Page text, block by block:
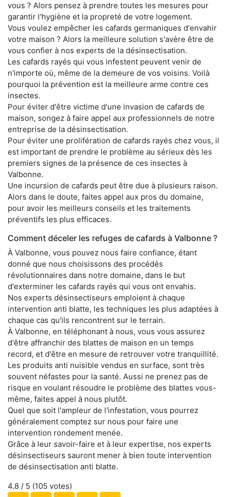
vous ? Alors pensez à prendre toutes les mesures pour
garantir l'hygiène et la propreté de votre logement.
Vous voulez empêcher les cafards germaniques d'envahir
votre maison ? Alors la meilleure solution s'avère être de
vous confier à nos experts de la désinsectisation.
Les cafards rayés qui vous infestent peuvent venir de
n'importe où, même de la demeure de vos voisins. Voilà
pourquoi la prévention est la meilleure arme contre ces
insectes.
Pour éviter d'être victime d'une invasion de cafards de
maison, songez à faire appel aux professionnels de notre
entreprise de la désinsectisation.
Pour éviter une prolifération de cafards rayés chez vous, il
est important de prendre le problème au sérieux dès les
premiers signes de la présence de ces insectes à
Valbonne.
Une incursion de cafards peut être due à plusieurs raison.
Alors dans le doute, faites appel aux pros du domaine,
pour avoir les meilleurs conseils et les traitements
préventifs les plus efficaces.
Comment déceler les refuges de cafards à Valbonne ?
À Valbonne, vous pouvez nous faire confiance, étant
donné que nous choisissons des procédés
révolutionnaires dans notre domaine, dans le but
d'exterminer les cafards rayés qui vous ont envahis.
Nos experts désinsectiseurs emploient à chaque
intervention anti blatte, les techniques les plus adaptées à
chaque cas qu'ils rencontrent sur le terrain.
À Valbonne, en téléphonant à nous, vous vous assurez
d'être affranchir des blattes de maison en un temps
record, et d'être en mesure de retrouver votre tranquillité.
Les produits anti nuisible vendus en surface, sont très
souvent néfastes pour la santé. Aussi ne prenez pas de
risque en voulant résoudre le problème des blattes vous-
même, faites appel à nous plutôt.
Quel que soit l'ampleur de l'infestation, vous pourrez
généralement comptez sur nous pour faire une
intervention rondement menée.
Grâce à leur savoir-faire et à leur expertise, nos experts
désinsectiseurs sauront mener à bien toute intervention
de désinsectisation anti blatte.
4.8 / 5 (105 votes)